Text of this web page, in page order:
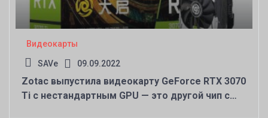
Видеокарты
SAVe 09.09.2022
Zotac выпустила видеокарту GeForce RTX 3070
Ti с нестандартным GPU — это другой чип с